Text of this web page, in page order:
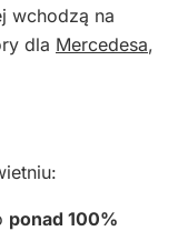
wchodzą na
dla Mercedesa,
ponad 100%